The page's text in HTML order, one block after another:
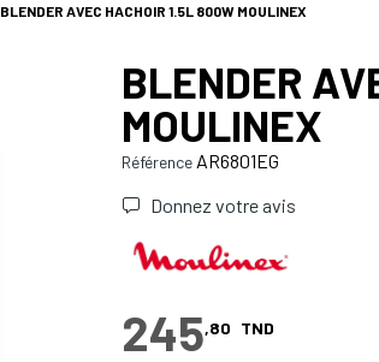
BLENDER AVEC HACHOIR 1.5L 800W MOULINEX
BLENDER
MOULINEX
Référence AR6801EG
Donnez votre avis
245,80 TND